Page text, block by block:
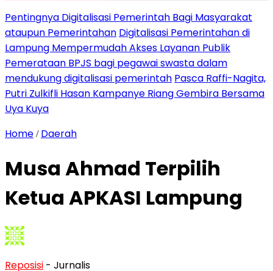
Pentingnya Digitalisasi Pemerintah Bagi Masyarakat
ataupun Pemerintahan Digitalisasi Pemerintahan di
Lampung Mempermudah Akses Layanan Publik
Pemerataan BPJS bagi pegawai swasta dalam
mendukung digitalisasi pemerintah Pasca Raffi-Nagita,
Putri Zulkifli Hasan Kampanye Riang Gembira Bersama
Uya Kuya
Home / Daerah
Musa Ahmad Terpilih
Ketua APKASI Lampung
Reposisi - Jurnalis